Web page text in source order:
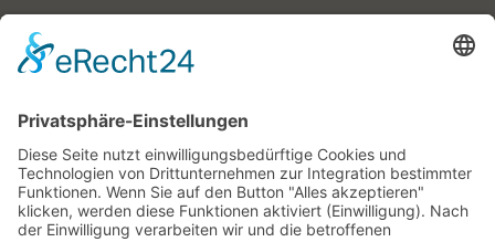
DAS WETTER IN WIEN
24 °
CLEAR SKY
Montag